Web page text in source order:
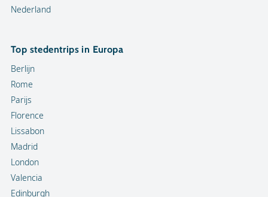
Nederland
Top stedentrips in Europa
Berlijn
Rome
Parijs
Florence
Lissabon
Madrid
London
Valencia
Edinburgh